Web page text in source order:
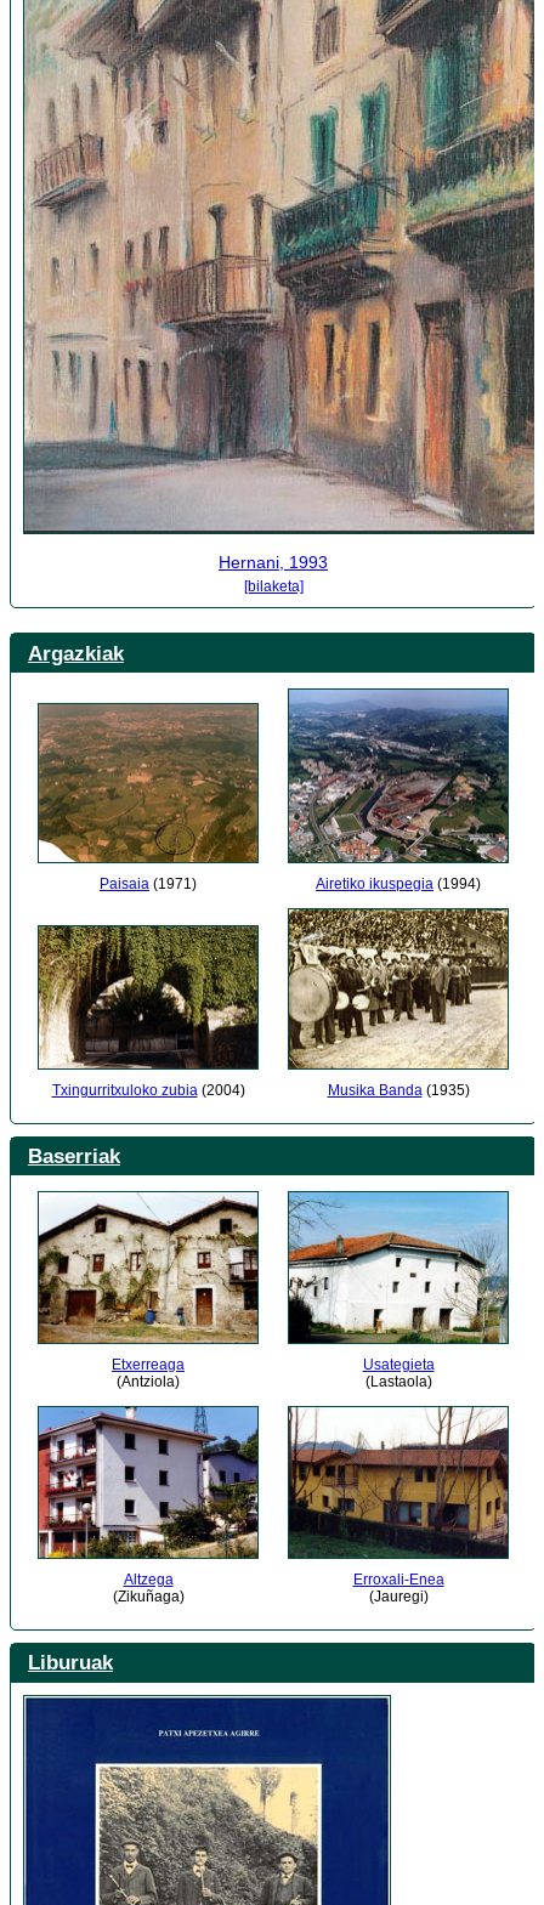
Hernani, 1993
[bilaketa]
Argazkiak
Paisaia (1971) Airetiko ikuspegia (1994)
Txingurritxuloko zubia(2004) Musika Banda(1935)
Baserriak
Etxerreaga
(Antziola)
Usategieta
(Lastaola)
Altzega
(Zikuñaga)
Erroxali-Enea
(Jauregi)
Liburuak